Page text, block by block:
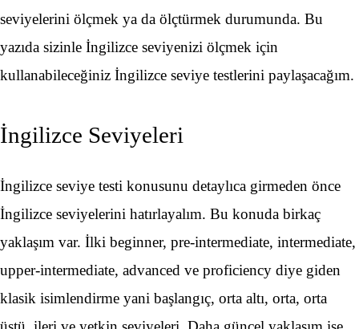
seviyelerini ölçmek ya da ölçtürmek durumunda. Bu
yazıda sizinle İngilizce seviyenizi ölçmek için
kullanabileceğiniz İngilizce seviye testlerini paylaşacağım.
İngilizce Seviyeleri
İngilizce seviye testi konusunu detaylıca girmeden önce
İngilizce seviyelerini hatırlayalım. Bu konuda birkaç
yaklaşım var. İlki beginner, pre-intermediate, intermediate,
upper-intermediate, advanced ve proficiency diye giden
klasik isimlendirme yani başlangıç, orta altı, orta, orta